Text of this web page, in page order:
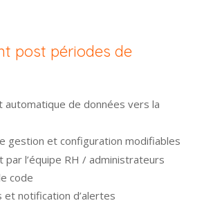
post périodes de
automatique de données vers la
gestion et configuration modifiables
par l’équipe RH / administrateurs
code
et notification d’alertes